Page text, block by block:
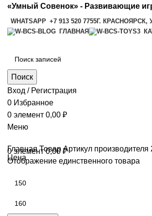
«Умный Совенок» - Развивающие
WHATSAPP +7 913 520 7755Г. КРАСНОЯРСК,
ГЛАВНАЯ
Поиск
Вход / Регистрация
0 Избранное
0 элемент 0,00 ₽
Меню
0элемент 0,00₽
ГлавнаяТовар Артикул производителя
Отображение единственного товара
Цена